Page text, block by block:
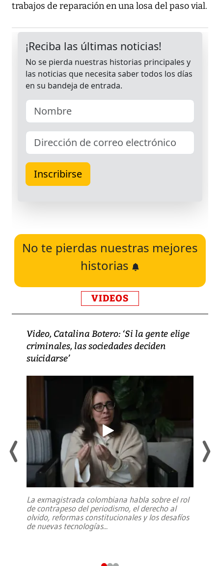
trabajos de reparación en una losa del paso vial.
No te pierdas nuestras mejores
historias
VIDEOS
Video, Catalina Botero: ‘Si la gente elige
criminales, las sociedades deciden
suicidarse’
La exmagistrada colombiana habla sobre el rol
de contrapeso del periodismo, el derecho al
olvido, reformas constitucionales y los desafíos
de nuevas tecnologías...